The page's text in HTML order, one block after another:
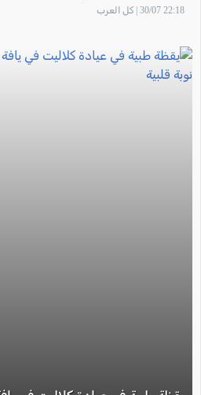
والارشاد
22:18 30/07 | كل العرب